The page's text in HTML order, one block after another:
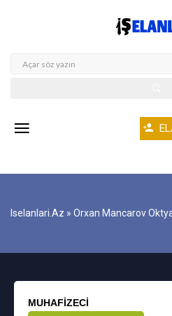
Iselanlari.az » Orxan Mancarov
MUHAFIZECI